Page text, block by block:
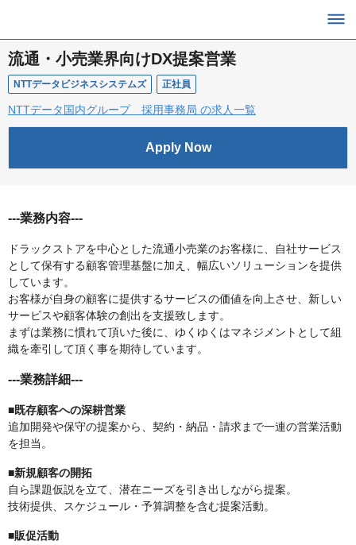
流通・小売業界向けDX提案営業
NTTデータビジネスシステムズ 正社員
NTTデータ国内グループ 採用事務局 の求人一覧
Apply Now
---業務内容---
ドラックストアを中心とした流通小売業のお客様に、自社サービス
として保有する顧客管理基盤に加え、幅広いソリューションを提供
しています。
お客様が自身の顧客に提供するサービスの価値を向上させ、新しい
サービスや顧客体験の創出を支援致します。
まずは業務に慣れて頂いた後に、ゆくゆくはマネジメントとして組
織を牽引して頂く事を期待しています。
---業務詳細---
■既存顧客への深耕営業
追加開発や保守の提案から、契約・納品・請求まで一連の営業活動
を担当。
■新規顧客の開拓
自ら課題仮説を立て、潜在ニーズを引き出しながら提案。
技術提供、スケジュール・予算調整を含む提案活動。
■販促活動